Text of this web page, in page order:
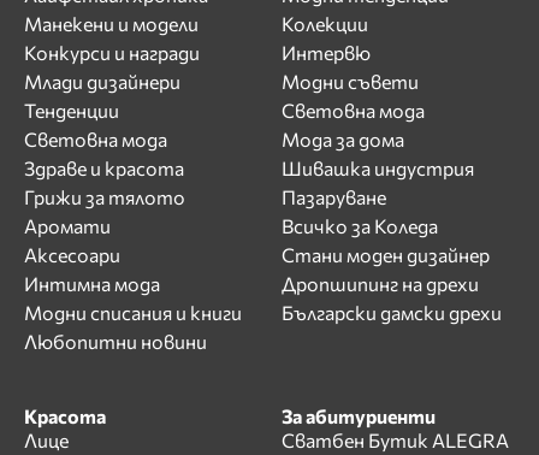
Манекени и модели
Конкурси и награди
Млади дизайнери
Тенденции
Световна мода
Здраве и красота
Грижи за тялото
Аромати
Аксесоари
Интимна мода
Модни списания и книги
Любопитни новини
Колекции
Интервю
Модни съвети
Световна мода
Мода за дома
Шивашка индустрия
Пазаруване
Всичко за Коледа
Стани моден дизайнер
Дропшипинг на дрехи
Български дамски дрехи
Красота
Лице
За абитуриенти
Сватбен Бутик ALEGRA